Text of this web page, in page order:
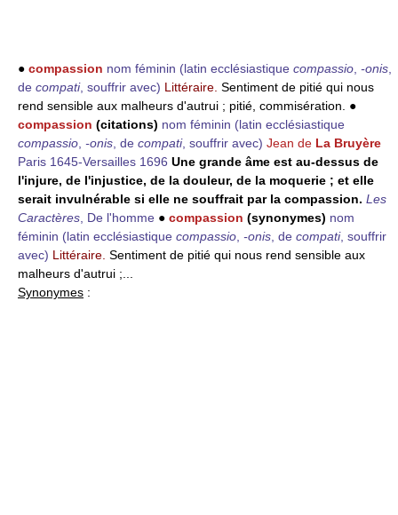
● compassion nom féminin (latin ecclésiastique compassio -onis
de compati, souffrir avec) Littéraire. Sentiment de pitié qui nous
rend sensible aux malheurs d'autrui ; pitié, commisération. ●
compassion (citations) nom féminin (latin ecclésiastique
compassio -onis , de compati, souffrir avec) Jean de La Bruyère
Paris 1645-Versailles 1696 Une grande âme est au-dessus de
l'injure, de l'injustice, de la douleur, de la moquerie ; et elle
serait invulnérable si elle ne souffrait par la compassion. Les
Caractères , De l'homme ● compassion (synonymes) nom
féminin (latin ecclésiastique compassio -onis , de compati, souffrir
avec) Littéraire. Sentiment de pitié qui nous rend sensible aux
malheurs d'autrui ;...
Synonymes :